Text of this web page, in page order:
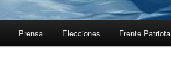
Prensa Elecciones Frente Patriota